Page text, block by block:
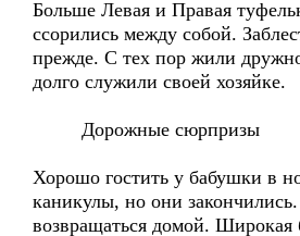
Больше Левая и Правая
ссорились между собой.
прежде. С тех пор жили
долго служили своей хозяйке.
Дорожные сюрпризы
Хорошо гостить у бабушки в
каникулы, но они
возвращаться домой. Широкая